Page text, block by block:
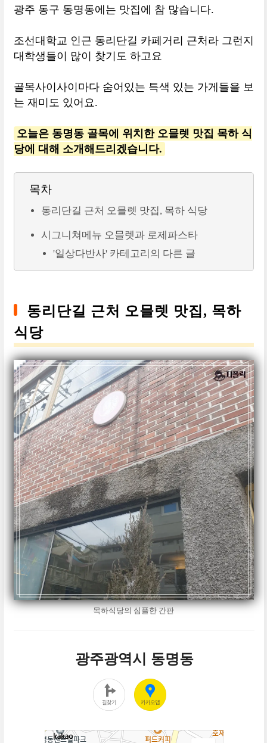
광주 동구 동명동에는 맛집에 참 많습니다.
조선대학교 인근 동리단길 카페거리 근처라 그런지
대학생들이 많이 찾기도 하고요
골목사이사이마다 숨어있는 특색 있는 가게들을 보
는 재미도 있어요.
오늘은 동명동 골목에 위치한 오믈렛 맛집 목하 식
당에 대해 소개해드리겠습니다.
목차
동리단길 근처 오믈렛 맛집, 목하 식당
시그니쳐메뉴 오믈렛과 로제파스타
'일상다반사' 카테고리의 다른 글
동리단길 근처 오믈렛 맛집, 목하
식당
목하식당의 심플한 간판